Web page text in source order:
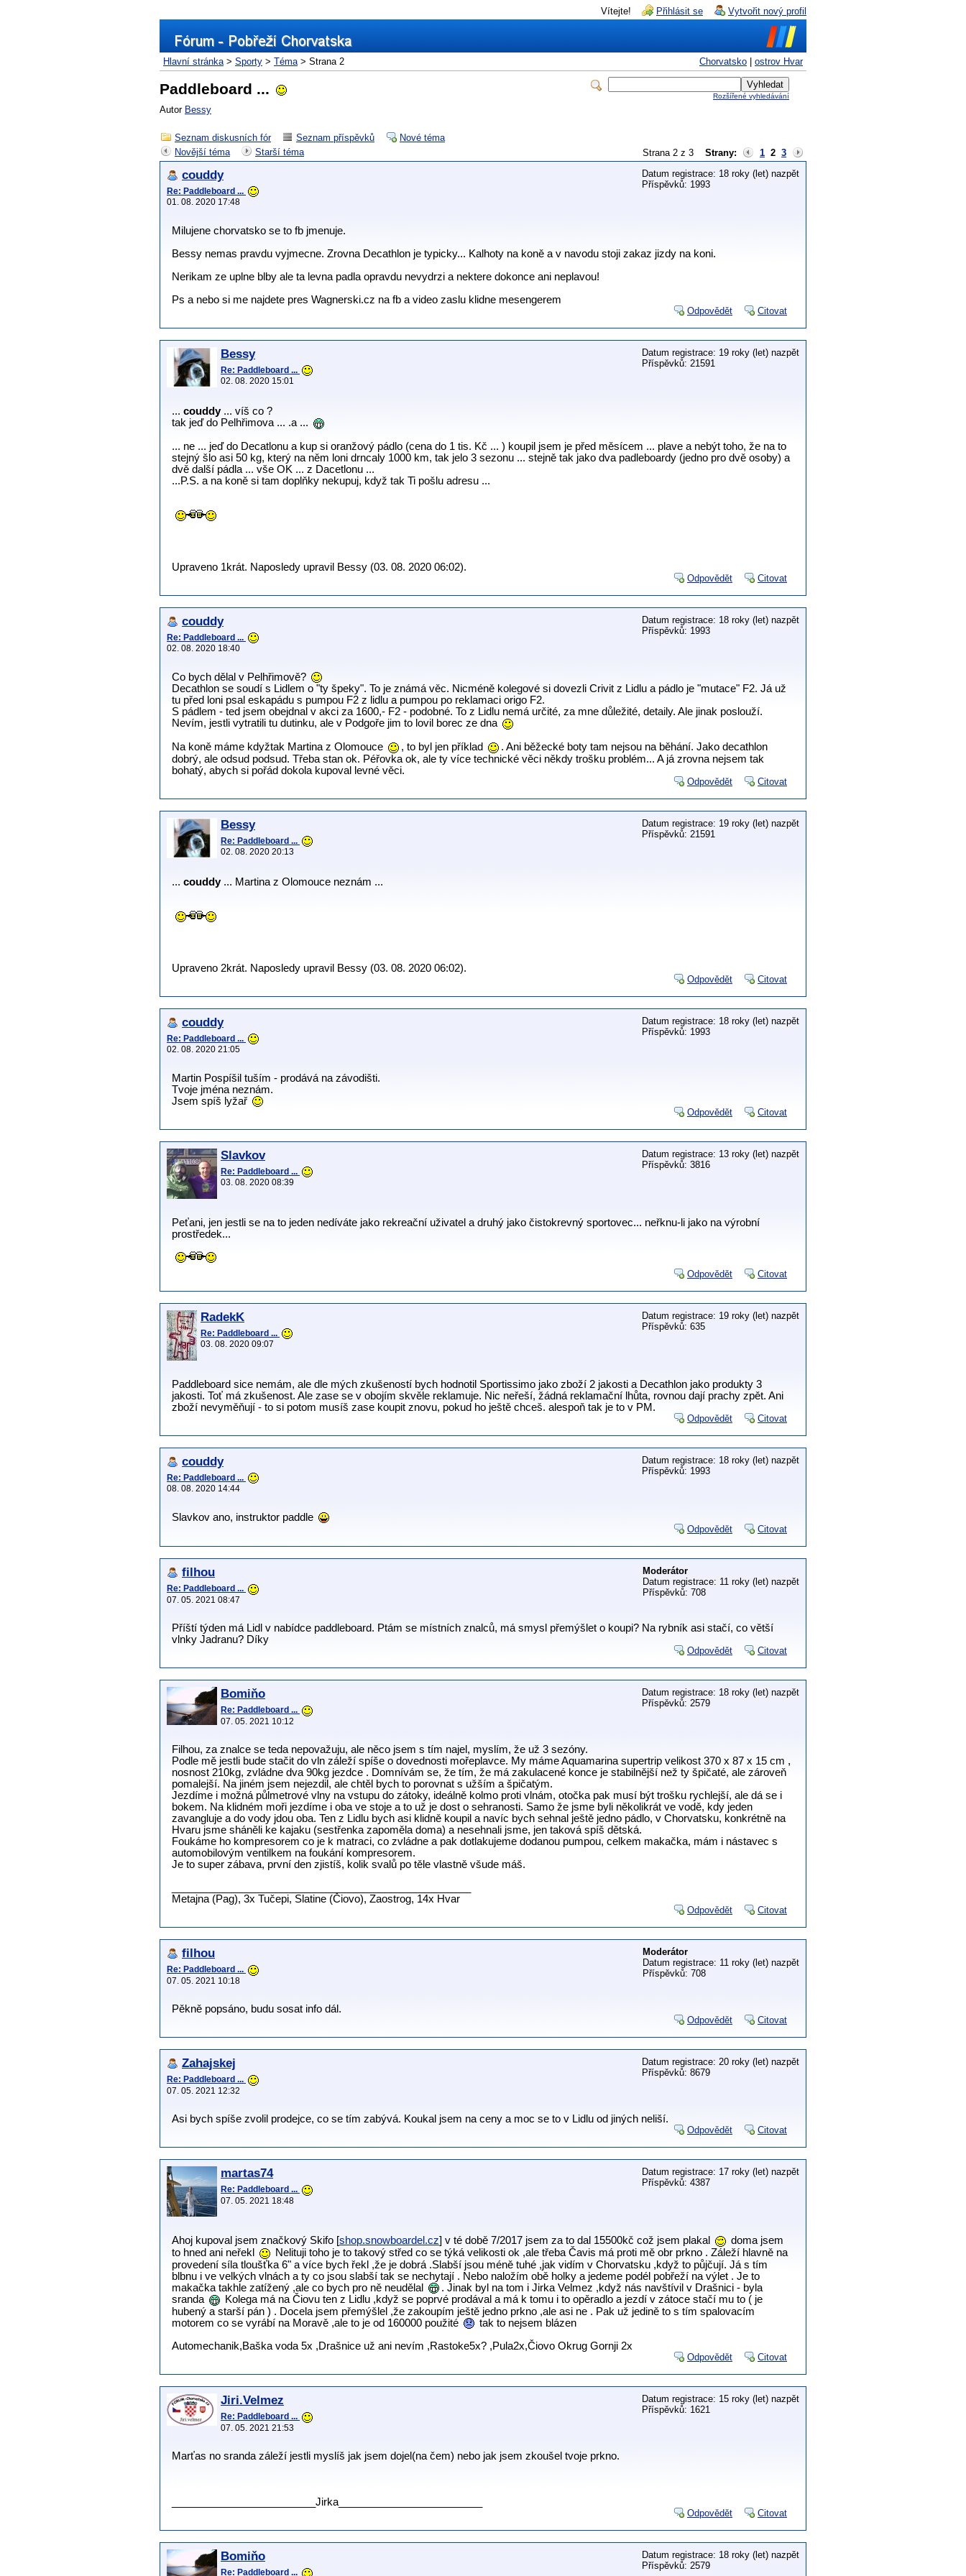
Vítejte! Přihlásit se Vytvořit nový profil
Chorvatsko ostrov Hvar
Hlavní stránka> Sporty > Téma> Strana 2
Rozšířené vyhledávání
Paddleboard ...
Autor Bessy
Seznam diskusních fór Seznam příspěvků
Nové téma
Strana 2 z 3 Strany: 1 2 3
Novější téma Starší téma
couddy
Re: Paddleboard ...
01. 08. 2020 17:48
Datum registrace: 18 roky (let) nazpět
Příspěvků: 1993
Milujene chorvatsko se to fb jmenuje.
Bessy nemas pravdu vyjmecne. Zrovna Decathlon je typicky... Kalhoty na koně a v navodu stoji zakaz jizdy na koni.
Nerikam ze uplne blby ale ta levna padla opravdu nevydrzi a nektere dokonce ani neplavou!
Ps a nebo si me najdete pres Wagnerski.cz na fb a video zaslu klidne mesengerem
Odpovědět Citovat
Bessy
Re: Paddleboard ...
02. 08. 2020 15:01
Datum registrace: 19 roky (let) nazpět
Příspěvků: 21591
... couddy... víš co ?
tak jeď do Pelhřimova ... .a ...
... ne ... jeď do Decatlonu a kup si oranžový pádlo (cena do 1 tis. Kč ... ) koupil jsem je před měsícem ... plave a nebýt toho, že na to
stejný šlo asi 50 kg, který na něm loni drncaly 1000 km, tak jelo 3 sezonu ... stejně tak jako dva padleboardy (jedno pro dvě osoby) a
dvě další pádla ... vše OK ... z Dacetlonu ...
...P.S. a na koně si tam doplňky nekupuj, když tak Ti pošlu adresu ...
Upraveno 1krát. Naposledy upravil Bessy (03. 08. 2020 06:02).
Odpovědět Citovat
couddy
Re: Paddleboard ...
02. 08. 2020 18:40
Datum registrace: 18 roky (let) nazpět
Příspěvků: 1993
Co bych dělal v Pelhřimově?
Decathlon se soudí s Lidlem o "ty špeky". To je známá věc. Nicméně kolegové si dovezli Crivit z Lidlu a pádlo je "mutace" F2. Já už
tu před loni psal eskapádu s pumpou F2 z lidlu a pumpou po reklamaci origo F2.
S pádlem - ted jsem obejdnal v akci za 1600,- F2 - podobné. To z Lidlu nemá určité, za mne důležité, detaily. Ale jinak poslouží.
Nevím, jestli vytratili tu dutinku, ale v Podgoře jim to lovil borec ze dna
Na koně máme kdyžtak Martina z Olomouce , to byl jen příklad
. Ani běžecké boty tam nejsou na běhání. Jako decathlon
dobrý, ale odsud podsud. Třeba stan ok. Péřovka ok, ale ty více technické věci někdy trošku problém... A já zrovna nejsem tak
bohatý, abych si pořád dokola kupoval levné věci.
Odpovědět Citovat
Bessy
Re: Paddleboard ...
02. 08. 2020 20:13
Datum registrace: 19 roky (let) nazpět
Příspěvků: 21591
... couddy... Martina z Olomouce neznám ...
Upraveno 2krát. Naposledy upravil Bessy (03. 08. 2020 06:02).
Odpovědět Citovat
couddy
Re: Paddleboard ...
02. 08. 2020 21:05
Datum registrace: 18 roky (let) nazpět
Příspěvků: 1993
Martin Pospíšil tuším - prodává na závodišti.
Tvoje jména neznám.
Jsem spíš lyžař
Odpovědět Citovat
Slavkov
Re: Paddleboard ...
03. 08. 2020 08:39
Datum registrace: 13 roky (let) nazpět
Příspěvků: 3816
Peťani, jen jestli se na to jeden nedíváte jako rekreační uživatel a druhý jako čistokrevný sportovec... neřknu-li jako na výrobní
prostředek...
Odpovědět Citovat
RadekK
Re: Paddleboard ...
03. 08. 2020 09:07
Datum registrace: 19 roky (let) nazpět
Příspěvků: 635
Paddleboard sice nemám, ale dle mých zkušeností bych hodnotil Sportissimo jako zboží 2 jakosti a Decathlon jako produkty 3
jakosti. Toť má zkušenost. Ale zase se v obojím skvěle reklamuje. Nic neřeší, žádná reklamační lhůta, rovnou dají prachy zpět. Ani
zboží nevyměňují - to si potom musíš zase koupit znovu, pokud ho ještě chceš. alespoň tak je to v PM.
Odpovědět Citovat
couddy
Re: Paddleboard ...
08. 08. 2020 14:44
Datum registrace: 18 roky (let) nazpět
Příspěvků: 1993
Slavkov ano, instruktor paddle
Odpovědět Citovat
filhou
Re: Paddleboard ...
07. 05. 2021 08:47
Moderátor
Datum registrace: 11 roky (let) nazpět
Příspěvků: 708
Příští týden má Lidl v nabídce paddleboard. Ptám se místních znalců, má smysl přemýšlet o koupi? Na rybník asi stačí, co větší
vlnky Jadranu? Díky
Odpovědět Citovat
Bomiňo
Re: Paddleboard ...
07. 05. 2021 10:12
Datum registrace: 18 roky (let) nazpět
Příspěvků: 2579
Filhou, za znalce se teda nepovažuju, ale něco jsem s tím najel, myslím, že už 3 sezóny.
Podle mě jestli bude stačit do vln záleží spíše o dovednosti mořeplavce. My máme Aquamarina supertrip velikost 370 x 87 x 15 cm ,
nosnost 210kg, zvládne dva 90kg jezdce . Domnívám se, že tím, že má zakulacené konce je stabilnější než ty špičaté, ale zároveň
pomalejší. Na jiném jsem nejezdil, ale chtěl bych to porovnat s užším a špičatým.
Jezdíme i možná půlmetrové vlny na vstupu do zátoky, ideálně kolmo proti vlnám, otočka pak musí být trošku rychlejší, ale dá se i
bokem. Na klidném moři jezdíme i oba ve stoje a to už je dost o sehranosti. Samo že jsme byli několikrát ve vodě, kdy jeden
zavangluje a do vody jdou oba. Ten z Lidlu bych asi klidně koupil a navíc bych sehnal ještě jedno pádlo, v Chorvatsku, konkrétně na
Hvaru jsme sháněli ke kajaku (sestřenka zapoměla doma) a nesehnali jsme, jen taková spíš dětská.
Foukáme ho kompresorem co je k matraci, co zvládne a pak dotlakujeme dodanou pumpou, celkem makačka, mám i nástavec s
automobilovým ventilkem na foukání kompresorem.
Je to super zábava, první den zjistíš, kolik svalů po těle vlastně všude máš.
Metajna (Pag), 3x Tučepi, Slatine (Čiovo), Zaostrog, 14x Hvar
Odpovědět Citovat
filhou
Re: Paddleboard ...
07. 05. 2021 10:18
Moderátor
Datum registrace: 11 roky (let) nazpět
Příspěvků: 708
Pěkně popsáno, budu sosat info dál.
Odpovědět Citovat
Zahajskej
Re: Paddleboard ...
07. 05. 2021 12:32
Datum registrace: 20 roky (let) nazpět
Příspěvků: 8679
Asi bych spíše zvolil prodejce, co se tím zabývá. Koukal jsem na ceny a moc se to v Lidlu od jiných neliší.
Odpovědět Citovat
martas74
Re: Paddleboard ...
07. 05. 2021 18:48
Datum registrace: 17 roky (let) nazpět
Příspěvků: 4387
Ahoj kupoval jsem značkový Skifo [shop.snowboardel.cz] v té době 7/2017 jsem za to dal 15500kč což jsem plakal
doma jsem
to hned ani neřekl
Nelituji toho je to takový střed co se týká velikosti ok ,ale třeba Čavis má proti mě obr prkno . Záleží hlavně na
provedení síla tloušťka 6" a více bych řekl ,že je dobrá .Slabší jsou méně tuhé ,jak vidím v Chorvatsku ,když to půjčují. Já s tím
blbnu i ve velkých vlnách a ty co jsou slabší tak se nechytají . Nebo naložím obě holky a jedeme podél pobřeží na výlet . Je to
makačka takhle zatížený ,ale co bych pro ně neudělal
. Jinak byl na tom i Jirka Velmez ,když nás navštívil v Drašnici - byla
sranda
Kolega má na Čiovu ten z Lidlu ,když se poprvé prodával a má k tomu i to opěradlo a jezdí v zátoce stačí mu to ( je
hubený a starší pán ) . Docela jsem přemýšlel ,že zakoupím ještě jedno prkno ,ale asi ne . Pak už jedině to s tím spalovacím
motorem co se vyrábí na Moravě ,ale to je od 160000 použité
tak to nejsem blázen
Automechanik,Baška voda 5x ,Drašnice už ani nevím ,Rastoke5x? ,Pula2x,Čiovo Okrug Gornji 2x
Odpovědět Citovat
Jiri.Velmez
Re: Paddleboard ...
07. 05. 2021 21:53
Datum registrace: 15 roky (let) nazpět
Příspěvků: 1621
Marťas no sranda záleží jestli myslíš jak jsem dojel(na čem) nebo jak jsem zkoušel tvoje prkno.
_________________________Jirka_________________________
Odpovědět Citovat
Bomiňo
Re: Paddleboard ...
Datum registrace: 18 roky (let) nazpět
Příspěvků: 2579